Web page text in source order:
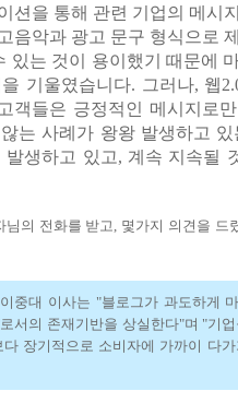
션을 통해 관련 기업의 메시
음악과 광고 문구 형식으로
있는 것이 용이했기 때문에
기울였습니다. 그러나, 웹
객들은 긍정적인 메시지로
는 사례가 왕왕 발생하고
생하고 있고, 계속 지속될
님의 전화를 받고
몇가지 의견을 드
중대 이사는 "블로그가 과도하게
로서의 존재기반을 상실한다"며 "기
장기적으로 소비자에 가까이 다